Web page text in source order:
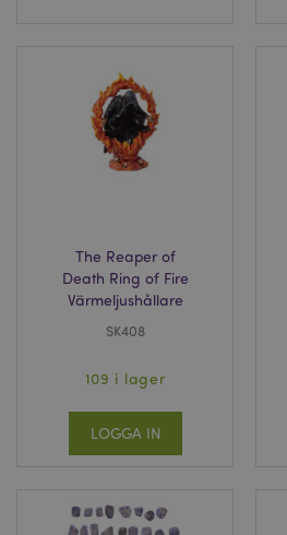
The Reaper of
Death Ring of Fire
Värmeljushållare
SK408
109 i lager
LOGGA IN